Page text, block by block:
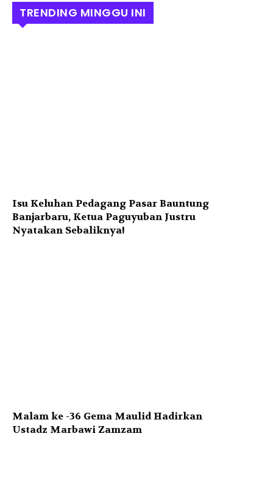
TRENDING MINGGU INI
Isu Keluhan Pedagang Pasar Bauntung
Banjarbaru, Ketua Paguyuban Justru
Nyatakan Sebaliknya!
Malam ke -36 Gema Maulid Hadirkan
Ustadz Marbawi Zamzam